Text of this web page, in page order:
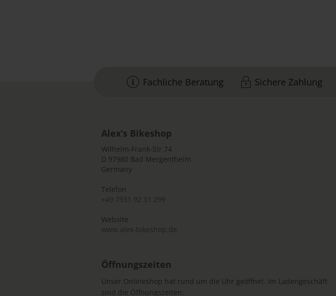
Fachliche Beratung Sichere Zahlung
Alex’s Bikeshop
Wilhelm-Frank-Str.74
D 97980 Bad Mergentheim
Germany
Telefon
+49 7931 92 31 299
Website
www.alex-bikeshop.de
Öffnungszeiten
Unser Onlineshop hat rund um die Uhr geöffnet. Im Ladengeschäft
sind die Öffnungszeiten: